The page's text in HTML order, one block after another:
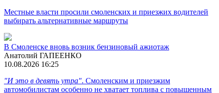
Местные власти просили смоленских и приезжих водителей
выбирать альтернативные маршруты
В Смоленске вновь возник бензиновый ажиотаж
Анатолий ГАПЕЕНКО
10.08.2026 16:25
"И это в девять утра". Смоленским и приезжим
автомобилистам особенно не хватает топлива с повышенным